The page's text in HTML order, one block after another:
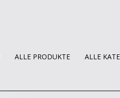
ALLE PRODUKTE ALLE